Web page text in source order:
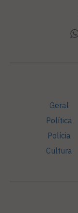
Geral
Política
Polícia
Cultura